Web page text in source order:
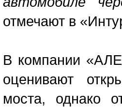
отмечают в
В компании
оценивают
моста, однако